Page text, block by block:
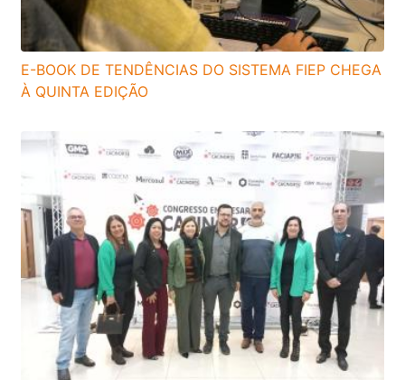
E-BOOK DE TENDÊNCIAS DO SISTEMA FIEP CHEGA
À QUINTA EDIÇÃO